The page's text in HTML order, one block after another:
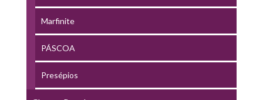
Marfinite
PÁSCOA
Presépios